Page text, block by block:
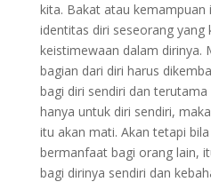
kita. Bakat atau
identitas diri seseorang
keistimewaan dalam dirinya.
bagian dari diri harus
bagi diri sendiri dan
hanya untuk diri sendiri,
itu akan mati. Akan tetapi
bermanfaat bagi orang lain,
bagi dirinya sendiri dan